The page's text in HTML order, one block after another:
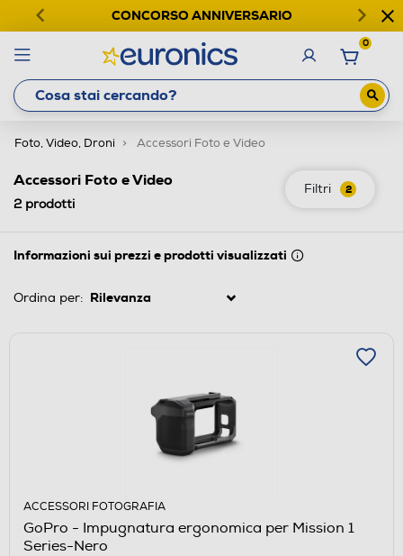
CONCORSO ANNIVERSARIO
0
Foto, Video, Droni Accessori Foto e Video
Filtri 2
Accessori Foto e Video
2prodotti
Informazioni sui prezzi e prodotti visualizzati
Ordina per:
ACCESSORI FOTOGRAFIA
GoPro - Impugnatura ergonomica per Mission 1
Series-Nero